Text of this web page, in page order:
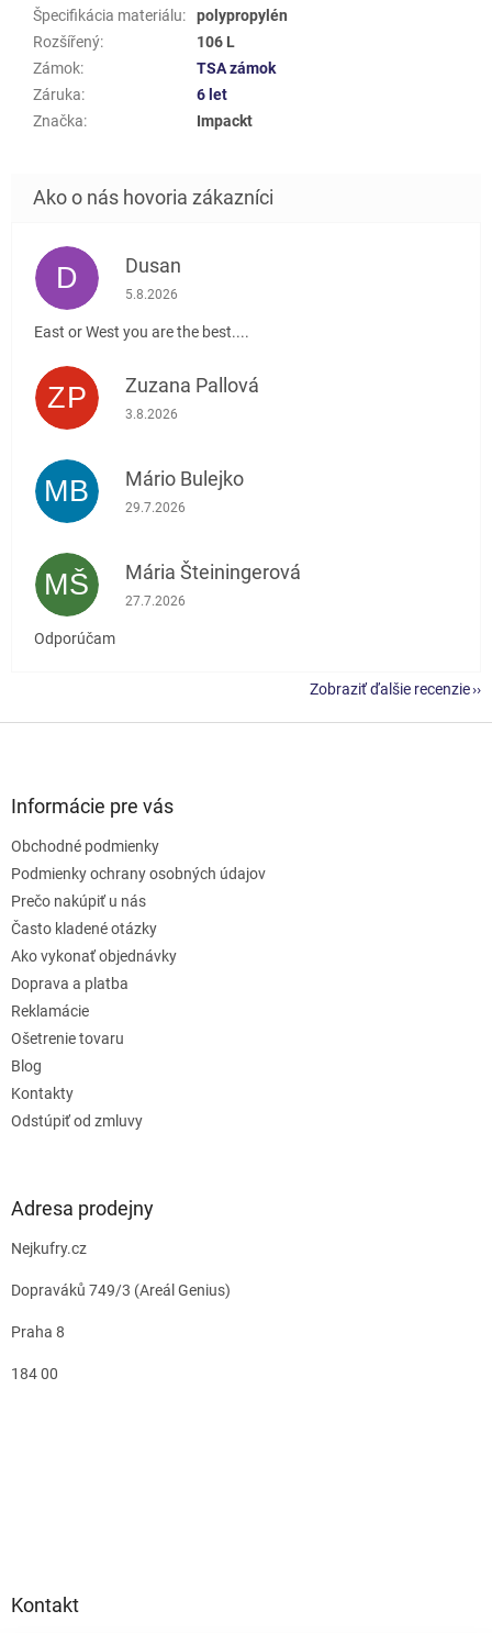
Špecifikácia materiálu:
polypropylén
Rozšířený:
106 L
Zámok:
TSA zámok
Záruka:
6 let
Značka: Impackt
D Dusan
Hodnotenie obchodu je 5 z 5 hviezdičiek.
5.8.2026
East or West you are the best....
ZP Zuzana Pallová
Hodnotenie obchodu je 5 z 5 hviezdičiek.
3.8.2026
MB Mário Bulejko
Hodnotenie obchodu je 5 z 5 hviezdičiek.
29.7.2026
MŠ Mária Šteiningerová
Hodnotenie obchodu je 5 z 5 hviezdičiek.
27.7.2026
Odporúčam
Zobraziť ďalšie recenzie
Informácie pre vás
Obchodné podmienky
Podmienky ochrany osobných údajov
Prečo nakúpiť u nás
Často kladené otázky
Ako vykonať objednávky
Doprava a platba
Reklamácie
Ošetrenie tovaru
Blog
Kontakty
Odstúpiť od zmluvy
Adresa prodejny
Nejkufry.cz
Dopraváků 749/3 (Areál Genius)
Praha 8
184 00
Kontakt